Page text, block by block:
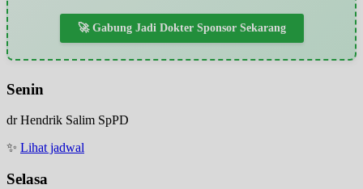
🚀 Gabung Jadi Dokter Sponsor Sekarang
Senin
dr Hendrik Salim SpPD
✨ Lihat jadwal
Selasa